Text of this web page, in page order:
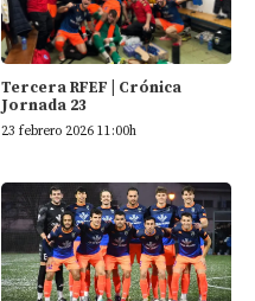
Tercera RFEF | Crónica
Jornada 23
23 febrero 2026 11:00h